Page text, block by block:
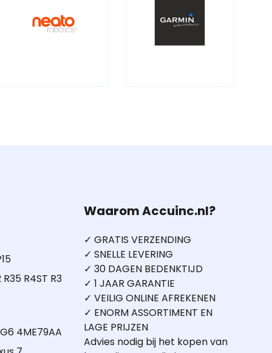
R4ST R3
4ME79AA
Waarom Accuinc.nl?
✓ GRATIS VERZENDING
✓ SNELLE LEVERING
✓ 30 DAGEN BEDENKTIJD
✓ 1 JAAR GARANTIE
✓ VEILIG ONLINE AFREKENEN
✓ ENORM ASSORTIMENT EN
LAGE PRIJZEN
Advies nodig bij het kopen van